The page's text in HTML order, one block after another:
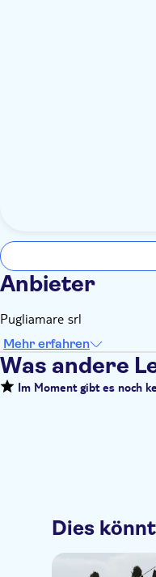
Anbieter
Pugliamare srl
Mehr erfahren
Was andere
Im Moment gibt es noch
Dies